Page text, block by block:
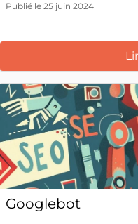
Publié le 25 juin 2024
Googlebot